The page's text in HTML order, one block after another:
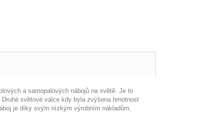
a samopalových nábojů na světě. Je to
světové válce kdy byla zvýšena hmotnost
je díky svým nízkým výrobním nákladům,